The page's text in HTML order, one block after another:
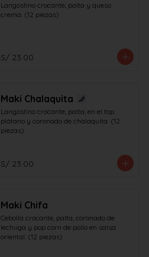
Langostino crocante, palta y queso
crema. (12 piezas)
S/ 23.00
Maki Chalaquita
Langostino crocante, palta, en el top
plátano y coronado de chalaquita. (12
piezas)
S/ 23.00
Maki Chifa
Cebolla crocante, palta, coronado de
lechuga y pop corn de pollo en salsa
oriental. (12 piezas)